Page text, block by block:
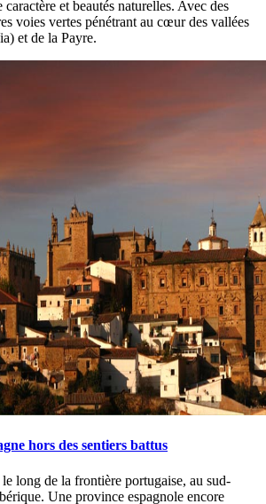
et beautés naturelles. Avec des
voies vertes pénétrant au cœur des vallées
et de la Payre.
hors des sentiers battus
long de la frontière portugaise, au sud-
Une province espagnole encore